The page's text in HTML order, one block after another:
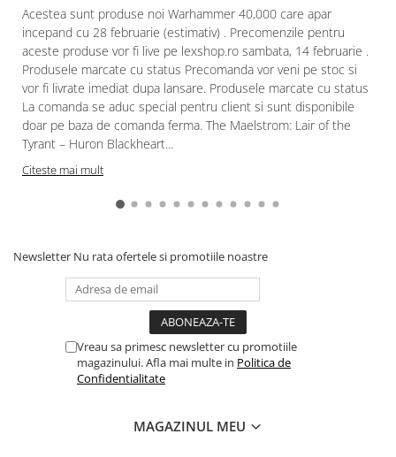
Acestea sunt produse noi Warhammer 40,000 care apar
incepand cu 28 februarie (estimativ) . Precomenzile pentru
aceste produse vor fi live pe lexshop.ro sambata, 14 februarie .
Produsele marcate cu status Precomanda vor veni pe stoc si
vor fi livrate imediat dupa lansare. Produsele marcate cu status
La comanda se aduc special pentru client si sunt disponibile
doar pe baza de comanda ferma. The Maelstrom: Lair of the
Tyrant – Huron Blackheart...
Citeste mai mult
Newsletter Nu rata ofertele si promotiile noastre
Vreau sa primesc newsletter cu promotiile
magazinului. Afla mai multe in Politica de
Confidentialitate
MAGAZINUL MEU